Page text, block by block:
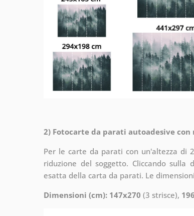
2) Fotocarte da parati autoadesive
Per le carte da parati con un'altezza di
riduzione del soggetto. Cliccando sulla
esatta della carta da parati. Le
Dimensioni (cm): 147x270 (3 strisce),